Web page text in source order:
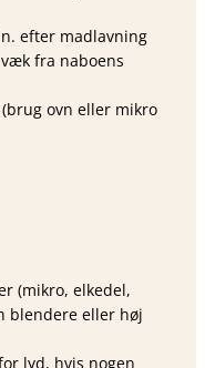
efter madlavning
fra naboens
ovn eller mikro
(mikro, elkedel,
blendere eller høj
lyd, hvis nogen